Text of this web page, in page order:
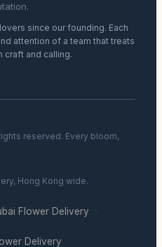
since our founding. Each
attention of a team that treats
craft and calling.
reserved. Every bloom,
Hong Kong wide.
Flower Delivery ·
Delivery ·